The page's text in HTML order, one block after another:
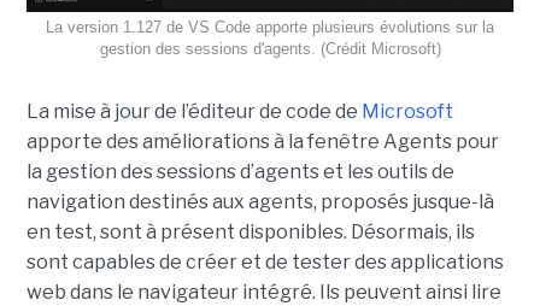
La version 1.127 de VS Code apporte plusieurs évolutions sur la
gestion des sessions d'agents. (Crédit Microsoft)
La mise à jour de l’éditeur de code de Microsoft
apporte des améliorations à la fenêtre Agents pour
la gestion des sessions d’agents et les outils de
navigation destinés aux agents, proposés jusque-là
en test, sont à présent disponibles. Désormais, ils
sont capables de créer et de tester des applications
web dans le navigateur intégré. Ils peuvent ainsi lire